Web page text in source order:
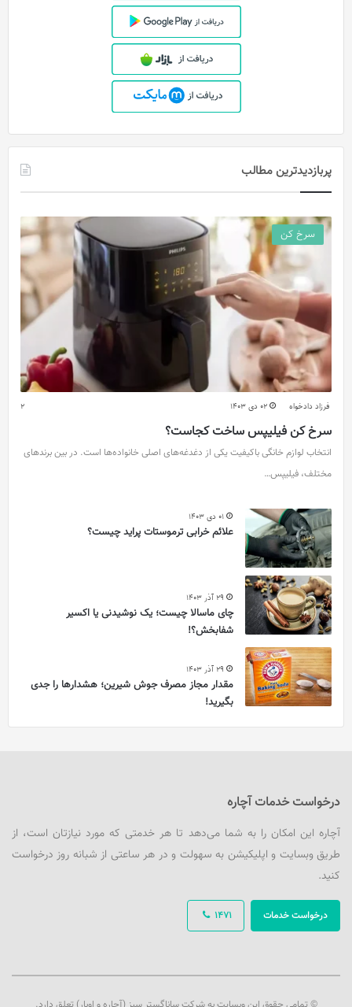
پربازدیدترین مطالب
سرخ کن
فرزاد دادخواه 02 دی 1403 2
سرخ کن فیلیپس ساخت کجاست؟
انتخاب لوازم خانگی باکیفیت یکی از دغدغه‌های اصلی خانواده‌ها است. در بین برندهای
مختلف، فیلیپس…
01 دی 1403
علائم خرابی ترموستات پراید چیست؟
29 آذر 1403
چای ماسالا چیست؛ یک نوشیدنی یا اکسیر
شفابخش؟!
29 آذر 1403
مقدار مجاز مصرف جوش شیرین؛ هشدارها را جدی
بگیرید!
درخواست خدمات آچاره
آچاره این امکان را به شما می‌دهد تا هر خدمتی که مورد نیازتان است، از
طریق وبسایت و اپلیکیشن به سهولت و در هر ساعتی از شبانه روز درخواست
کنید.
1471 درخواست خدمات